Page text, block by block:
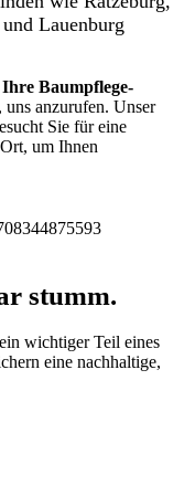
Lauenburg
Baumpflege-
uns anzurufen. Unser
Sie für eine
um Ihnen
stumm.
wichtiger Teil eines
eine nachhaltige,